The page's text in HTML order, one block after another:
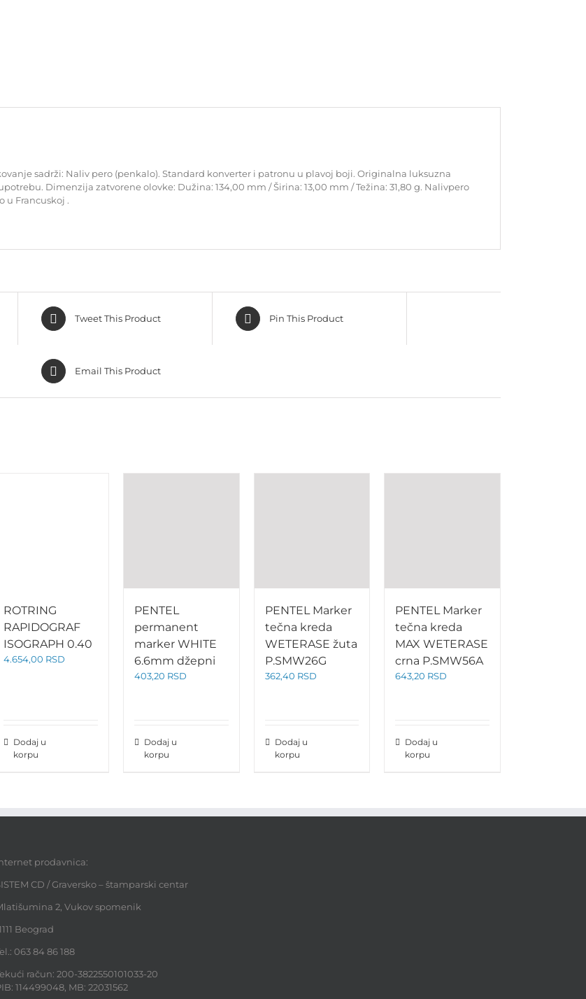
sadrži: Naliv pero (penkalo). Standard konverter i patronu u plavoj boji. Originalna luksuzna
Dimenzija zatvorene olovke: Dužina: 134,00 mm / Širina: 13,00 mm / Težina: 31,80 g. Nalivpero
u Francuskoj .
Tweet This Product Pin This Product
Email This Product
ROTRING
RAPIDOGRAF
ISOGRAPH 0.40
4.654,00 RSD
Dodaj u
korpu
PENTEL
permanent
marker WHITE
6.6mm džepni
403,20 RSD
Dodaj u
korpu
PENTEL Marker
tečna kreda
WETERASE žuta
P.SMW26G
362,40 RSD
Dodaj u
korpu
PENTEL Marker
tečna kreda
MAX WETERASE
crna P.SMW56A
643,20 RSD
Dodaj u
korpu
prodavnica:
CD / Graversko – štamparski centar
2, Vukov spomenik
Beograd
063 84 86 188
račun: 200-3822550101033-20
114499048, MB: 22031562